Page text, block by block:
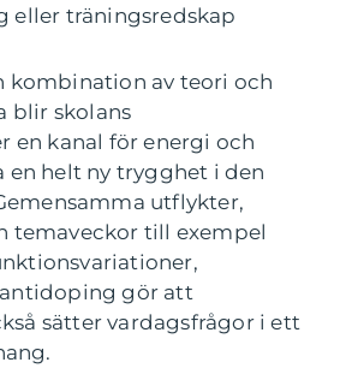
eller träningsredskap
kombination av teori och
blir skolans
en kanal för energi och
en helt ny trygghet i den
utflykter,
temaveckor till exempel
gör att
sätter vardagsfrågor i ett